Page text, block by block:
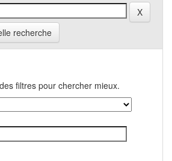
recherche
filtres pour chercher mieux.